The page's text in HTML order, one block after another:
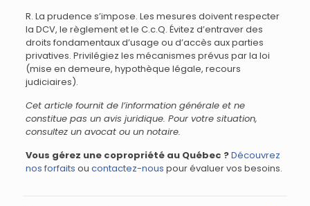
R. La prudence s’impose. Les mesures doivent respecter
la DCV, le règlement et le C.c.Q. Évitez d’entraver des
droits fondamentaux d’usage ou d’accès aux parties
privatives. Privilégiez les mécanismes prévus par la loi
(mise en demeure, hypothèque légale, recours
judiciaires).
Cet article fournit de l’information générale et ne
constitue pas un avis juridique. Pour votre situation,
consultez un avocat ou un notaire.
Vous gérez une copropriété au Québec ?Découvrez
nos forfaits ou contactez-nous pour évaluer vos besoins.